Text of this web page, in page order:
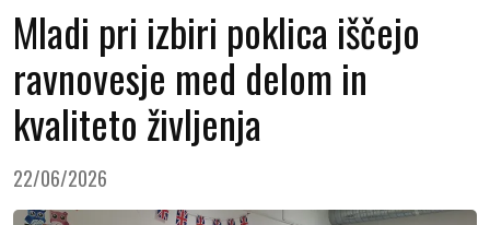
Mladi pri izbiri poklica iščejo
ravnovesje med delom in
kvaliteto življenja
22/06/2026